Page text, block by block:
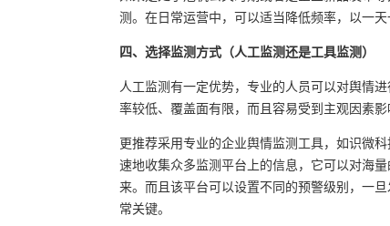
测。在日常运营中，可以适当降低频率，以一
四、选择监测方式（人工监测还是工具监测）
人工监测有一定优势，专业的人员可以对舆情
率较低、覆盖面有限，而且容易受到主观因素影
更推荐采用专业的企业舆情监测工具，如识微
速地收集众多监测平台上的信息，它可以对海
来。而且该平台可以设置不同的预警级别，一
常关键。